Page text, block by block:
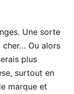
Une sorte
cher… Ou alors
plus
surtout en
marque et